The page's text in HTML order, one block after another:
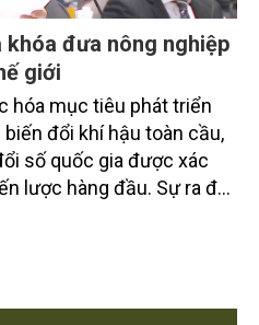
khóa đưa nông nghiệp
giới
hóa mục tiêu phát triển
đổi khí hậu toàn cầu,
số quốc gia được xác
lược hàng đầu. Sự ra đời
cải cách toàn diện,
ứng và nâng cao hiệu